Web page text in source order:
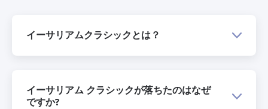
イーサリアムクラシックとは？
イーサリアム クラシックが落ちたのはなぜ
ですか?